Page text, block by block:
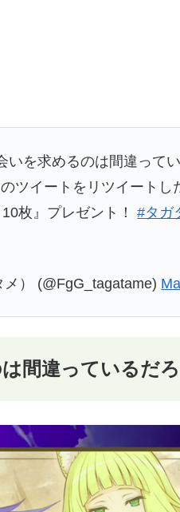
いを求めるのは間違って
ツイートをリツイートし
枚』プレゼント！#タガ
） (@FgG_tagatame)
間違っているだ